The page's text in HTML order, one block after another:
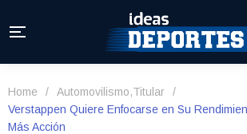
Home / Automovilismo,Titular
/
Verstappen Quiere Enfocarse en Su
Más Acción